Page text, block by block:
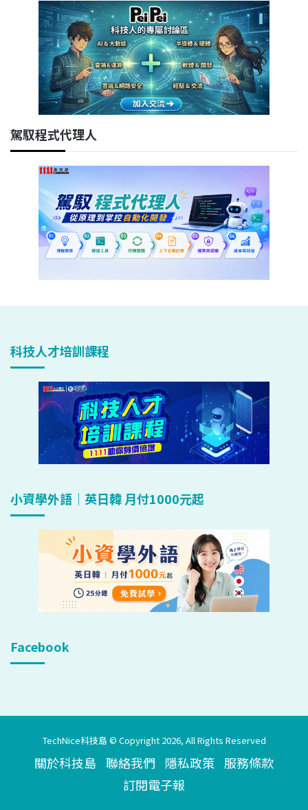
駕馭程式代理人
科技人才培訓課程
小資學外語｜英日韓 月付1000元起
Facebook
TechNice科技島 © Copyright 2026, All Rights Reserved
關於科技島 聯絡我們 隱私政策 服務條款
訂閱電子報